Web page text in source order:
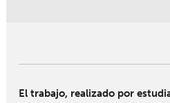
El trabajo, realizado por